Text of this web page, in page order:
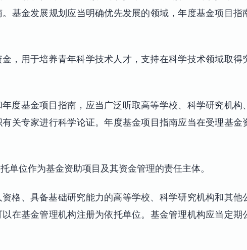
基金发展规划应当明确优先发展的领域，年度基金项目指
，用于培养青年科学技术人才，支持在科学技术领域取得
度基金项目指南，应当广泛听取高等学校、科学研究机构
关专家进行科学论证。年度基金项目指南应当在受理基金
位作为基金资助项目及其资金管理的责任主体。
格、具备基础研究能力的高等学校、科学研究机构和其他
在基金管理机构注册为依托单位。基金管理机构应当定期